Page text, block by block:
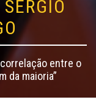
entre o
da maioria”